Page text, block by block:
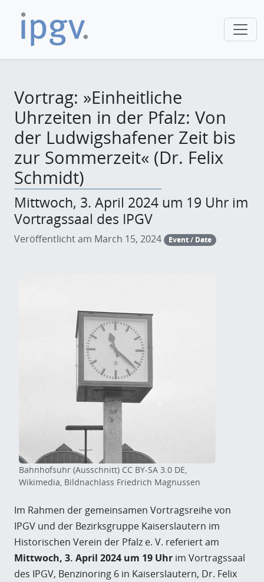
Vortrag: »Einheitliche
Uhrzeiten in der Pfalz: Von
der Ludwigshafener Zeit bis
zur Sommerzeit« (Dr. Felix
Schmidt)
Mittwoch, 3. April 2024 um 19 Uhr im
Vortragssaal des IPGV
Veröffentlicht am March 15, 2024 Event / Date
Bahnhofsuhr (Ausschnitt) CC BY-SA 3.0 DE,
Wikimedia, Bildnachlass Friedrich Magnussen
Im Rahmen der gemeinsamen Vortragsreihe von
IPGV und der Bezirksgruppe Kaiserslautern im
Historischen Verein der Pfalz e. V. referiert am
Mittwoch, 3. April 2024 um 19 Uhr im Vortragssaal
des IPGV, Benzinoring 6 in Kaiserslautern, Dr. Felix